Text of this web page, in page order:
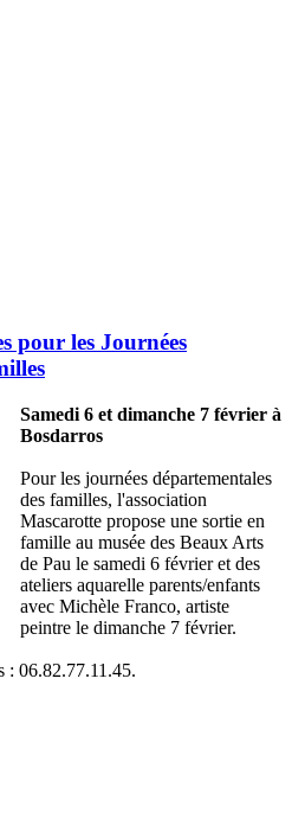
pour les Journées
Samedi 6 et dimanche 7 février à
Bosdarros
Pour les journées départementales
des familles, l'association
Mascarotte propose une sortie en
famille au musée des Beaux Arts
de Pau le samedi 6 février et des
ateliers aquarelle parents/enfants
avec Michèle Franco, artiste
peintre le dimanche 7 février.
: 06.82.77.11.45.